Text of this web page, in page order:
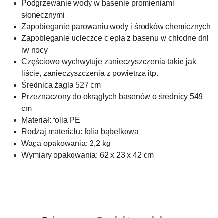
Podgrzewanie wody w basenie promieniami
słonecznymi
Zapobieganie parowaniu wody i środków chemicznych
Zapobieganie ucieczce ciepła z basenu w chłodne dni
iw nocy
Częściowo wychwytuje zanieczyszczenia takie jak
liście, zanieczyszczenia z powietrza itp.
Średnica żagla 527 cm
Przeznaczony do okrągłych basenów o średnicy 549
cm
Materiał: folia PE
Rodzaj materiału: folia bąbelkowa
Waga opakowania: 2,2 kg
Wymiary opakowania: 62 x 23 x 42 cm